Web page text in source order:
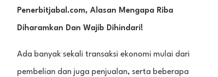
Penerbitjabal.com, Alasan Mengapa Riba
Diharamkan Dan Wajib Dihindari!
Ada banyak sekali transaksi ekonomi mulai dari
pembelian dan juga penjualan, serta beberapa